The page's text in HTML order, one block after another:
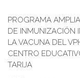
PROGRAMA
DE INMUNIZACIÓN
LA VACUNA DEL
CENTRO
TARIJA